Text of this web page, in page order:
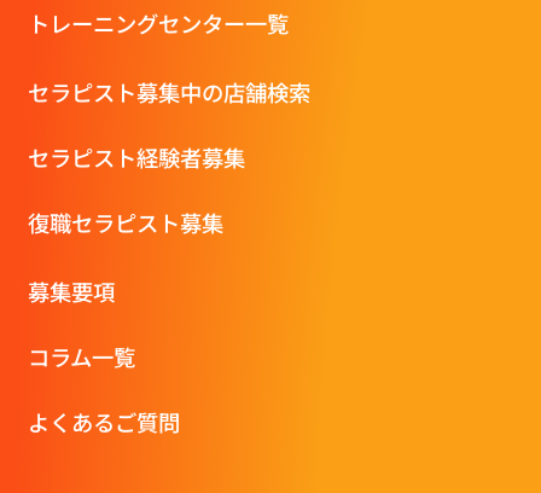
トレーニングセンター一覧
セラピスト募集中の店舗検索
セラピスト経験者募集
復職セラピスト募集
募集要項
コラム一覧
よくあるご質問